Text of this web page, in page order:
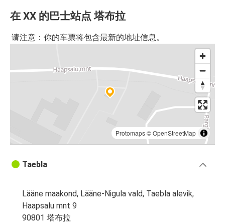
在 XX 的巴士站点 塔布拉
请注意：你的车票将包含最新的地址信息。
Protomaps©OpenStreetMap
Taebla
Lääne maakond, Lääne-Nigula vald, Taebla alevik,
Haapsalu mnt 9
90801 塔布拉